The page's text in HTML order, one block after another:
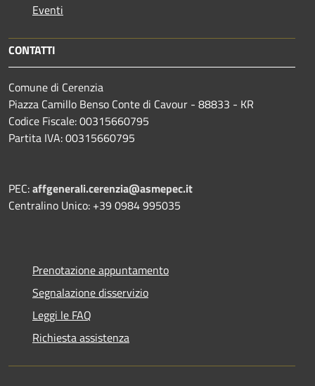
Eventi
CONTATTI
Comune di Cerenzia
Piazza Camillo Benso Conte di Cavour - 88833 - KR
Codice Fiscale: 00315660795
Partita IVA: 00315660795
PEC:affgenerali.cerenzia@asmepec.it
Centralino Unico: +39 0984 995035
Prenotazione appuntamento
Segnalazione disservizio
Leggi le FAQ
Richiesta assistenza